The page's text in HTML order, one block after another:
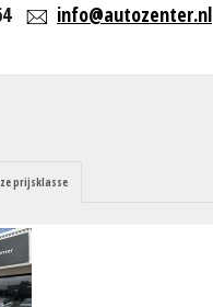
info@autozenter.nl
prijsklasse